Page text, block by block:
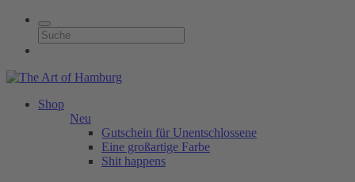
Shop
Neu
Gutschein für Unentschlossene
Eine großartige Farbe
Shit happens